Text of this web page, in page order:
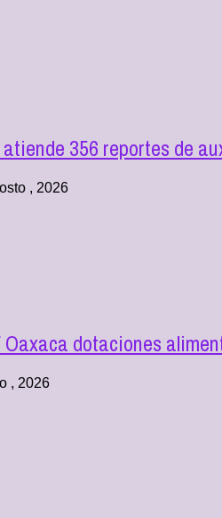
356 reportes de
, 2026
dotaciones
, 2026